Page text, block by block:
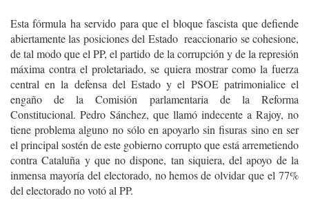
Esta fórmula ha servido para que el bloque fascista que defiende
abiertamente las posiciones del Estado reaccionario se cohesione,
de tal modo que el PP, el partido de la corrupción y de la represión
máxima contra el proletariado, se quiera mostrar como la fuerza
central en la defensa del Estado y el PSOE patrimonialice el
engaño de la Comisión parlamentaria de la Reforma
Constitucional. Pedro Sánchez, que llamó indecente a Rajoy, no
tiene problema alguno no sólo en apoyarlo sin fisuras sino en ser
el principal sostén de este gobierno corrupto que está arremetiendo
contra Cataluña y que no dispone, tan siquiera, del apoyo de la
inmensa mayoría del electorado, no hemos de olvidar que el 77%
del electorado no votó al PP.